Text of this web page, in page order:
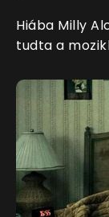
Hiába Milly
tudta a